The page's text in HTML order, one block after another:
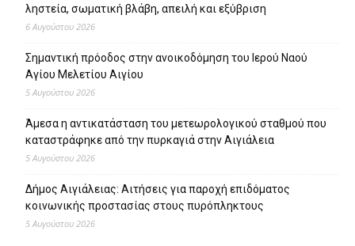
ληστεία, σωματική βλάβη, απειλή και εξύβριση
6 Αυγούστου 2026
Σημαντική πρόοδος στην ανοικοδόμηση του Ιερού Ναού
Αγίου Μελετίου Αιγίου
5 Αυγούστου 2026
Άμεσα η αντικατάσταση του μετεωρολογικού σταθμού που
καταστράφηκε από την πυρκαγιά στην Αιγιάλεια
5 Αυγούστου 2026
Δήμος Αιγιάλειας: Αιτήσεις για παροχή επιδόματος
κοινωνικής προστασίας στους πυρόπληκτους
5 Αυγούστου 2026